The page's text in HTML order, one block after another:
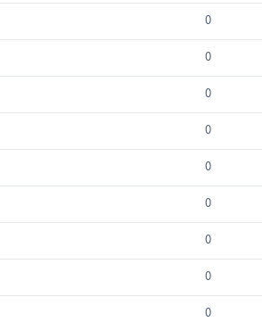
0
0
0
0
0
0
0
0
0